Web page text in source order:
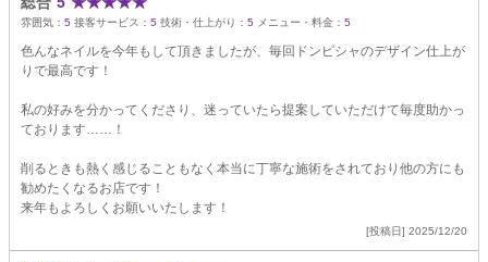
雰囲気： 5 接客サービス： 5 技術・仕上がり： 5 メニュー・料金： 5
色んなネイルを今年もして頂きましたが、毎回ドンピシャのデザイン仕上が
りで最高です！
私の好みを分かってくださり、迷っていたら提案していただけて毎度助かっ
ております……！
削るときも熱く感じることもなく本当に丁寧な施術をされており他の方にも
勧めたくなるお店です！
来年もよろしくお願いいたします！
[投稿日] 2025/12/20